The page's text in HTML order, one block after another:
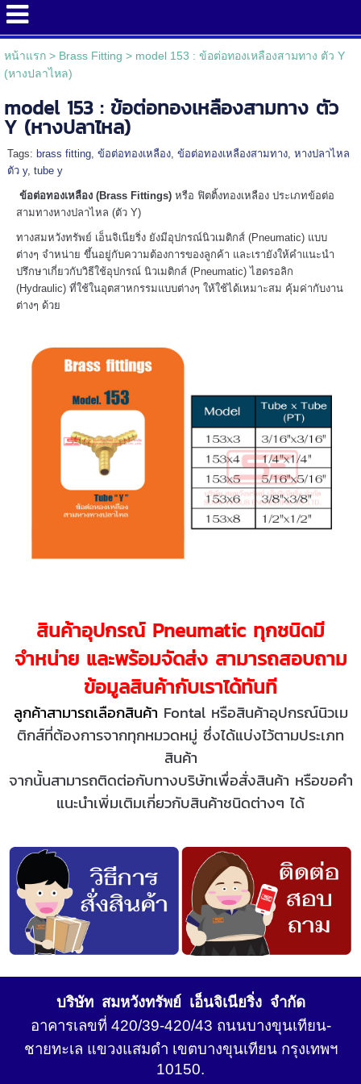
หน้าแรก> Brass Fitting > model 153 : ข้อต่อทองเหลืองสามทาง ตัว Y
(หางปลาไหล)
model 153 : ข้อต่อทองเหลืองสามทาง ตัว
Y (หางปลาไหล)
Tags: brass fitting, ข้อต่อทองเหลือง, ข้อต่อทองเหลืองสามทาง, หางปลาไหล
ตัว y, tube y
ข้อต่อทองเหลือง (Brass Fittings) หรือ ฟิตติ้งทองเหลือง ประเภทข้อต่อ
สามทางหางปลาไหล (ตัว Y)
ทางสมหวังทรัพย์ เอ็นจิเนียริ่ง ยังมีอุปกรณ์นิวเมติกส์ (Pneumatic) แบบ
ต่างๆ จำหน่าย ขึ้นอยู่กับความต้องการของลูกค้า และเรายังให้คำแนะนำ
ปรึกษาเกี่ยวกับวิธีใช้อุปกรณ์ นิวเมติกส์ (Pneumatic) ไฮดรอลิก
(Hydraulic) ที่ใช้ในอุตสาหกรรมแบบต่างๆ ให้ใช้ได้เหมาะสม คุ้มค่ากับงาน
ต่างๆ ด้วย
สินค้าอุปกรณ์ Pneumatic ทุกชนิดมี
จำหน่าย และพร้อมจัดส่ง สามารถสอบถาม
ข้อมูลสินค้ากับเราได้ทันที
ลูกค้าสามารถเลือกสินค้า Fontal หรือสินค้าอุปกรณ์นิวเม
ติกส์ที่ต้องการจากทุกหมวดหมู่ ซึ่งได้แบ่งไว้ตามประเภท
สินค้า
จากนั้นสามารถติดต่อกับทางบริษัทเพื่อสั่งสินค้า หรือขอคำ
แนะนำเพิ่มเติมเกี่ยวกับสินค้าชนิดต่างๆ ได้
บริษัท สมหวังทรัพย์ เอ็นจิเนียริ่ง จำกัด
อาคารเลขที่ 420/39-420/43 ถนนบางขุนเทียน-
ชายทะเล แขวงแสมดำ เขตบางขุนเทียน กรุงเทพฯ
10150.